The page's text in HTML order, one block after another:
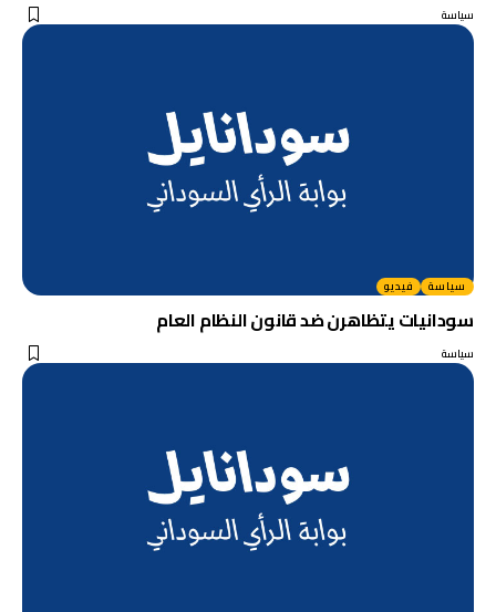
سياسة
سياسة فيديو
سودانيات يتظاهرن ضد قانون النظام العام
سياسة